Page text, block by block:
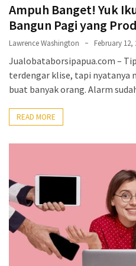
Ampuh Banget! Yuk
Bangun Pagi yang
Lawrence Washington February 12,
Jualobataborsipapua.com –
terdengar klise, tapi nyatanya
buat banyak orang. Alarm
READ MORE